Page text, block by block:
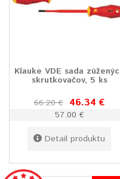
Klauke VDE sada
skrutkovačov, 5 ks
66.20 € 46.34 €
57.00 €
Detail produktu